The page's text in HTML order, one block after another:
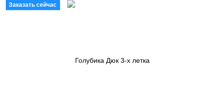
Заказать сейчас